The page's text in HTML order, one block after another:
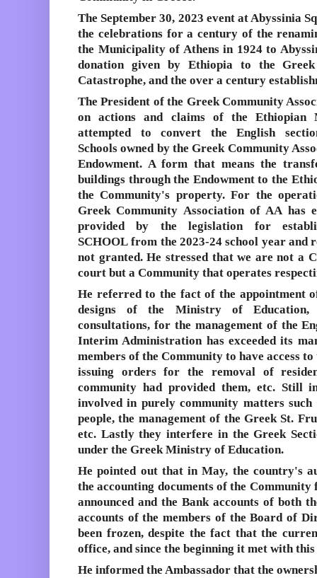
The September 30, 2023 event at Abyssinia
the celebrationsfor a century of the
the Municipality of Athens in 1924 to
donation given by Ethiopia to the
Catastrophe, and the over a century
The President of the Greek Community
onactions and claimsof the Ethiopian
attempted to convert theEnglish
Schools owned by the Greek Community
Endowment. A form that means the
buildings through the Endowment to the
the Community's property. For the
Greek Community Association of AA has
provided by the legislation for
SCHOOLfrom the 2023-24 school year and
not granted. He stressed that we are not a
court but a Community that operates
He referred to the fact of the appointment
designs of the Ministry of Education,
consultations, for the management of the
Interim Administration has exceeded its
members of the Community to have access
issuing orders for the removal of
community had provided them, etc. Still
involved in purely community matters
people, the management of the Greek St.
etc. Lastly they interfere in theGreek
under the Greek Ministry of Education.
He pointed out that in May, the country's
the accounting documents of the
announced and the Bank accounts of both
accounts of the members of the Board of
been frozen, despite the fact that the
office, and since the beginning it met with
He informed the Ambassador that the